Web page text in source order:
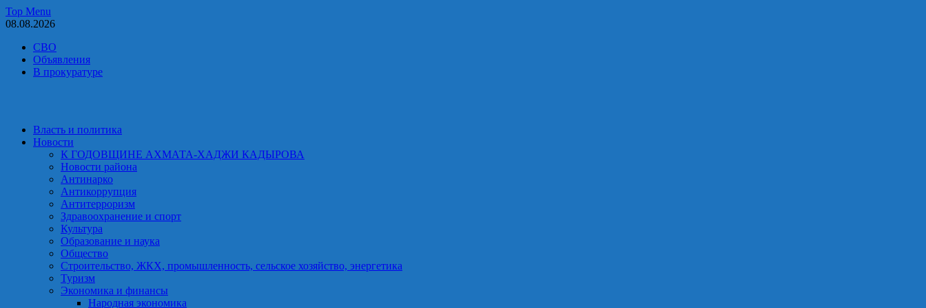
Skip
to
Top Menu
08.08.2026
СВО
Объявления
В прокуратуре
Власть и политика
Новости
К ГОДОВЩИНЕ АХМАТА-ХАДЖИ КАДЫРОВА
Новости района
Антинарко
Антикоррупция
Антитерроризм
Здравоохранение и спорт
Культура
Образование и наука
Общество
Строительство, ЖКХ, промышленность, сельское хозяйство, энергетика
Туризм
Экономика и финансы
Народная экономика